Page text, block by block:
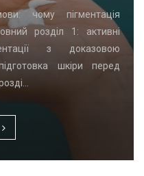
чому пігментація
розділ 1: активні
з доказовою
шкіри перед